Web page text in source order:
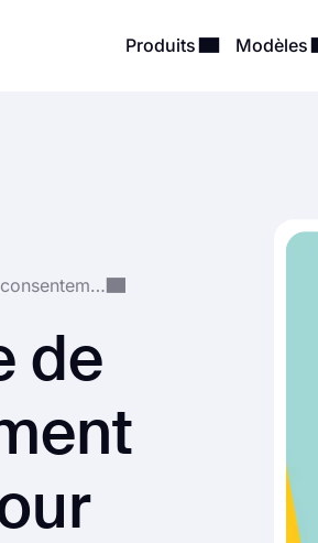
Produits Modèles
Formulaires de consentement
de